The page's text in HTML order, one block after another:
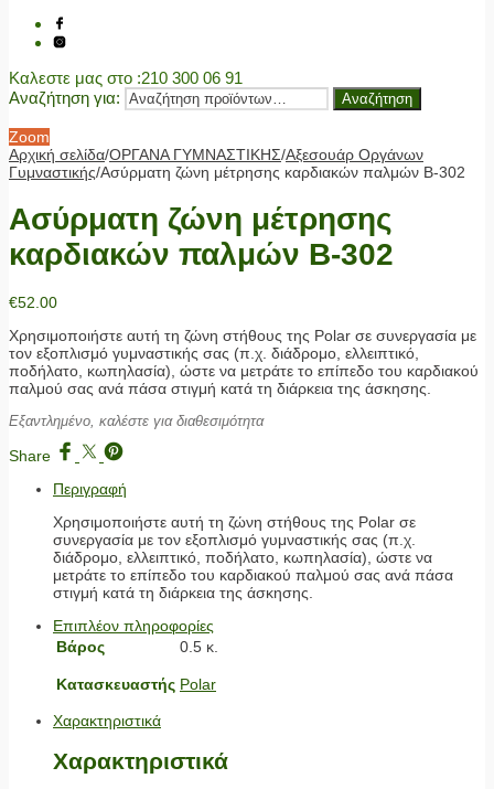
Καλεστε μας στο :210 300 06 91
Αναζήτηση για:
Αναζήτηση
Zoom
Αρχική σελίδα/ΟΡΓΑΝΑ ΓΥΜΝΑΣΤΙΚΗΣ/Αξεσουάρ Οργάνων
Γυμναστικής/Ασύρματη ζώνη μέτρησης καρδιακών παλμών Β-302
Ασύρματη ζώνη μέτρησης
καρδιακών παλμών Β-302
€52.00
Χρησιμοποιήστε αυτή τη ζώνη στήθους της Polar σε συνεργασία με
τον εξοπλισμό γυμναστικής σας (π.χ. διάδρομο, ελλειπτικό,
ποδήλατο, κωπηλασία), ώστε να μετράτε το επίπεδο του καρδιακού
παλμού σας ανά πάσα στιγμή κατά τη διάρκεια της άσκησης.
Εξαντλημένο, καλέστε για διαθεσιμότητα
Share
Περιγραφή
Χρησιμοποιήστε αυτή τη ζώνη στήθους της Polar σε
συνεργασία με τον εξοπλισμό γυμναστικής σας (π.χ.
διάδρομο, ελλειπτικό, ποδήλατο, κωπηλασία), ώστε να
μετράτε το επίπεδο του καρδιακού παλμού σας ανά πάσα
στιγμή κατά τη διάρκεια της άσκησης.
Επιπλέον πληροφορίες
Βάρος
0.5 κ.
Κατασκευαστής Polar
Χαρακτηριστικά
Χαρακτηριστικά